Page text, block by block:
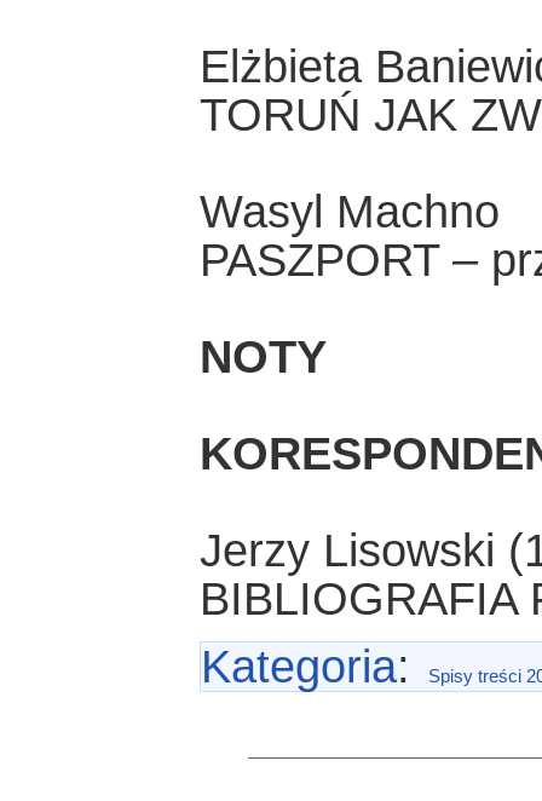
Elżbieta
TORUŃ JAK
Wasyl Machno
PASZPORT –
NOTY
Jerzy Lisowski
BIBLIOGRAFIA
Kategoria: Spisy treści